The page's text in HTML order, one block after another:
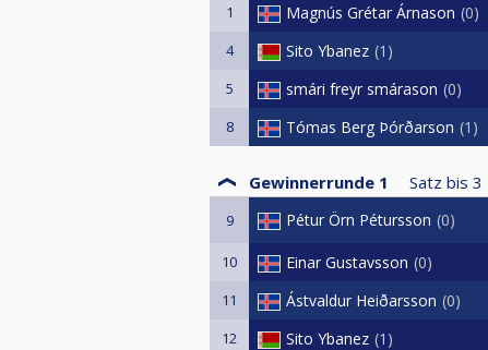
1 Magnús Grétar Árnason 0
4 Sito Ybanez 1
5 smári freyr smárason 0
8 Tómas Berg Þórðarson 1
Gewinnerrunde 1 Satz bis 3
9 Pétur Örn Pétursson 0
10 Einar Gustavsson 0
11 Ástvaldur Heiðarsson 0
12 Sito Ybanez 1